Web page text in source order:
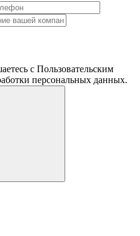
с Пользовательским
персональных данных.